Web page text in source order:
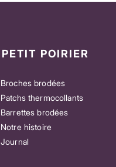
PETIT POIRIER
Broches brodées
Patchs thermocollants
Barrettes brodées
Notre histoire
Journal